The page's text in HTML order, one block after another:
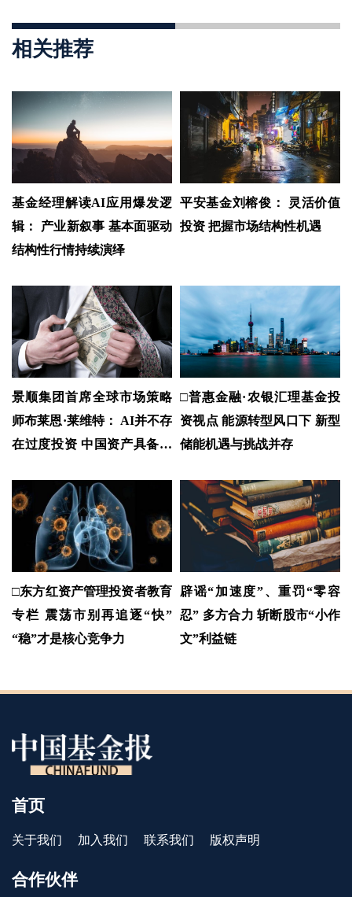
相关推荐
基金经理解读AI应用爆发逻
辑： 产业新叙事 基本面驱动
结构性行情持续演绎
平安基金刘榕俊： 灵活价值
投资 把握市场结构性机遇
景顺集团首席全球市场策略
师布莱恩·莱维特： AI并不存
在过度投资 中国资产具备可
□普惠金融·农银汇理基金投
资视点 能源转型风口下 新型
储能机遇与挑战并存
□东方红资产管理投资者教育
专栏 震荡市别再追逐“快”
“稳”才是核心竞争力
辟谣“加速度”、重罚“零容
忍” 多方合力 斩断股市“小作
文”利益链
首页
关于我们 加入我们 联系我们 版权声明
合作伙伴